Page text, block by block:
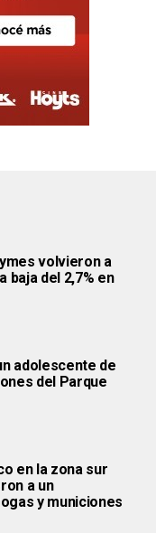
volvieron a
baja del 2,7% en
adolescente de
del Parque
en la zona sur
a un
y municiones